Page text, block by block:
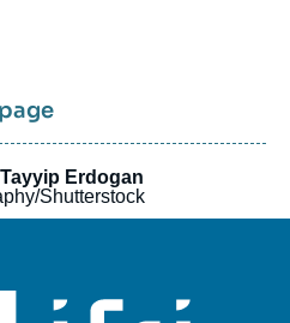
Erdogan
Shutterstock